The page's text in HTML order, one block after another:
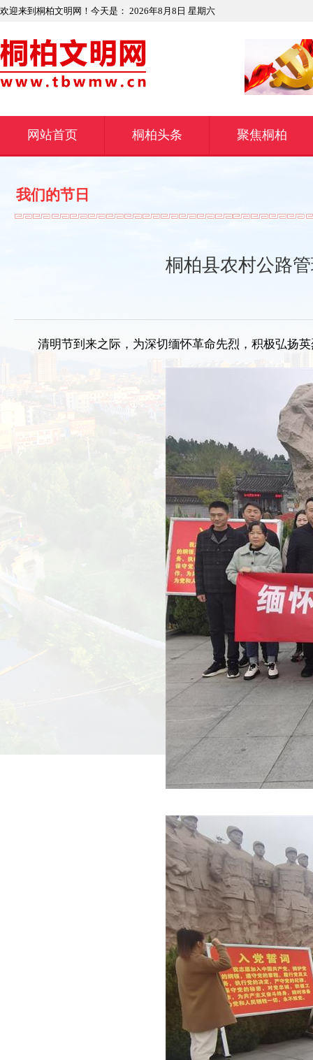
欢迎来到桐柏文明网！今天是： 2026年8月8日 星期六
网站首页 桐柏头条 聚焦桐柏
我们的节日
桐柏县农村公路
清明节到来之际，为深切缅怀革命先烈，积极弘扬